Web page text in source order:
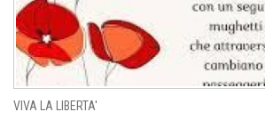
VIVA LA LIBERTA'